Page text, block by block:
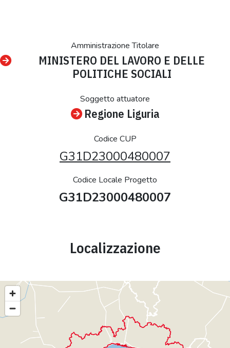
Amministrazione Titolare
MINISTERO DEL LAVORO E DELLE
POLITICHE SOCIALI
Soggetto attuatore
Regione Liguria
Codice CUP
G31D23000480007
Codice Locale Progetto
G31D23000480007
Localizzazione